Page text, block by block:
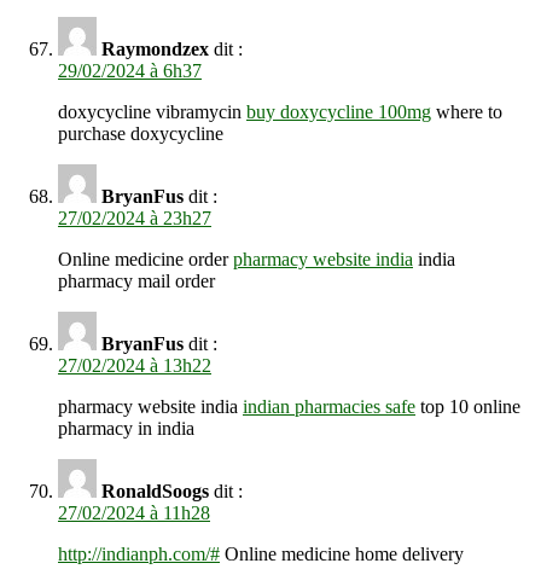
Raymondzex dit :
29/02/2024 à 6h37
doxycycline vibramycin buy doxycycline 100mg where to
purchase doxycycline
BryanFus dit :
27/02/2024 à 23h27
Online medicine orderpharmacy website india india
pharmacy mail order
BryanFus dit :
27/02/2024 à 13h22
pharmacy website india indian pharmacies safe top 10 online
pharmacy in india
RonaldSoogs dit :
27/02/2024 à 11h28
http://indianph.com/# Online medicine home delivery